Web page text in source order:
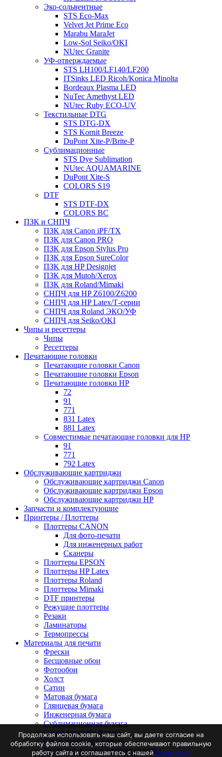
Продолжая использовать наш сайт, вы даете согласие на
обработку файлов cookie, которые обеспечивают правильную
работу сайта и соглашаетесь с нашейПолитикой
Эко-сольвентные
STS Eco-Max
Velvet Jet Prime Eco
Marabu MaraJet
Low-Sol Seiko/OKI
NUtec Granite
УФ-отверждаемые
STS LH100/LF140/LF200
ITSinks LED Ricoh/Konica Minolta
Bordeaux Plasma LED
NuTec Amethyst LED
NUtec Ruby ECO-UV
Текстильные DTG
STS DTG-DX
STS Kornit Breeze
DuPont Xite-P/Brite-P
Сублимационные
STS Dye Sublimation
NUtec AQUAMARINE
DuPont Xite-S
COLORS S19
DTF
STS DTF-DX
COLORS BC
ПЗК и СНПЧ
ПЗК для Canon iPF/TX
ПЗК для Canon PRO
ПЗК для Epson Stylus Pro
ПЗК для Epson SureColor
ПЗК для HP Designjet
ПЗК для Mutoh/Xerox
ПЗК для Roland/Mimaki
СНПЧ для HP Z6100/Z6200
СНПЧ для HP Latex/Т-cерии
СНПЧ для Roland ЭКО/УФ
СНПЧ для Seiko/OKI
Чипы и ресеттеры
Чипы
Ресеттеры
Печатающие головки
Печатающие головки Canon
Печатающие головки Epson
Печатающие головки HP
72
91
771
831 Latex
881 Latex
Совместимые печатающие головки для HP
91
771
792 Latex
Обслуживающие картриджи
Обслуживающие картриджи Canon
Обслуживающие картриджи Epson
Обслуживающие картриджи HP
Запчасти и комплектующие
Принтеры / Плоттеры
Плоттеры CANON
Для фото-печати
Для инженерных работ
Сканеры
Плоттеры EPSON
Плоттеры HP Latex
Плоттеры Roland
Плоттеры Mimaki
DTF принтеры
Режущие плоттеры
Резаки
Ламинаторы
Термопрессы
Материалы для печати
Фрески
Бесшовные обои
Фотообои
Холст
Сатин
Матовая бумага
Глянцевая бумага
Инженерная бумага
Сублимационная бумага
Самоклеящаяся бумага
Самоклеющаяся пленка
Прозрачная самоклеящаяся пленка